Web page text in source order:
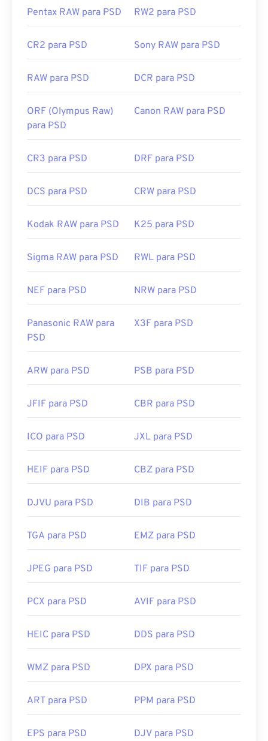
Ferramentas JPG relacionadas:
imagens
Lançamento inicial:
19 de fevereiro de 1990
Pentax RAW para PSD RW2 para PSD
CR2 para PSD Sony RAW para PSD
RAW para PSD DCR para PSD
ORF (Olympus Raw)
para PSD
Canon RAW para PSD
CR3 para PSD DRF para PSD
DCS para PSD CRW para PSD
Kodak RAW para PSD K25 para PSD
Sigma RAW para PSD RWL para PSD
NEF para PSD NRW para PSD
Panasonic RAW para
PSD
X3F para PSD
ARW para PSD PSB para PSD
JFIF para PSD CBR para PSD
ICO para PSD JXL para PSD
HEIF para PSD CBZ para PSD
DJVU para PSD DIB para PSD
TGA para PSD EMZ para PSD
JPEG para PSD TIF para PSD
PCX para PSD AVIF para PSD
HEIC para PSD DDS para PSD
WMZ para PSD DPX para PSD
ART para PSD PPM para PSD
EPS para PSD DJV para PSD